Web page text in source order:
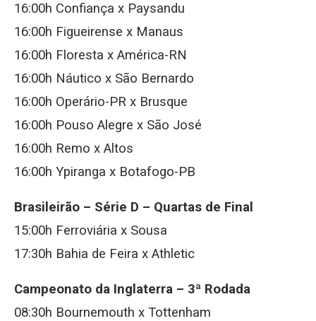
16:00h Confiança x Paysandu
16:00h Figueirense x Manaus
16:00h Floresta x América-RN
16:00h Náutico x São Bernardo
16:00h Operário-PR x Brusque
16:00h Pouso Alegre x São José
16:00h Remo x Altos
16:00h Ypiranga x Botafogo-PB
Brasileirão – Série D – Quartas de Final
15:00h Ferroviária x Sousa
17:30h Bahia de Feira x Athletic
Campeonato da Inglaterra – 3ª Rodada
08:30h Bournemouth x Tottenham